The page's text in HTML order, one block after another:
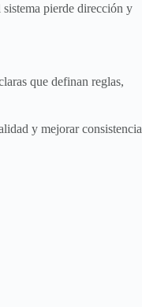
sistema pierde dirección y
que definan reglas,
y mejorar consistencia